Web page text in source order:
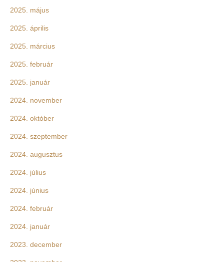
2025. május
2025. április
2025. március
2025. február
2025. január
2024. november
2024. október
2024. szeptember
2024. augusztus
2024. július
2024. június
2024. február
2024. január
2023. december